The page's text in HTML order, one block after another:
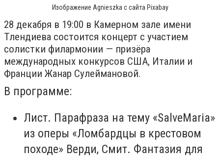
Изображение Agnieszka с сайта Pixabay
28 декабря в 19:00 в Камерном зале имени
Тлендиева состоится концерт с участием
солистки филармонии — призёра
международных конкурсов США, Италии и
Франции Жанар Сулеймановой.
В программе:
Лист. Парафраза на тему «SalveMaria»
из оперы «Ломбардцы в крестовом
походе» Верди, Смит. Фантазия для